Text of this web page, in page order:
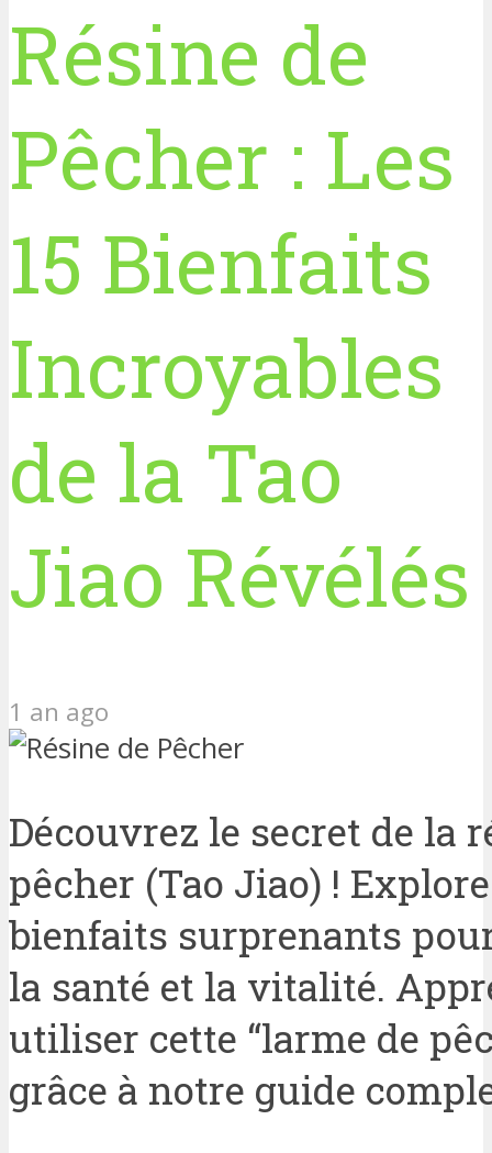
Résine de
Pêcher : Les
15 Bienfaits
Incroyables
de la Tao
Jiao Révélés
1 an ago
Découvrez le secret de la
pêcher (Tao Jiao) !
bienfaits surprenants
la santé et la vitalité.
utiliser cette “larme de
grâce à notre guide